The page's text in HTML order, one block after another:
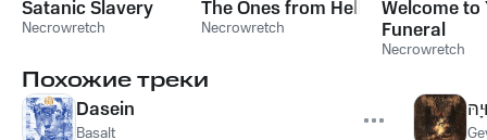
Satanic Slavery
Necrowretch
The Ones from Hell
Necrowretch
Welcome to
Funeral
Necrowretch
Похожие треки
Dasein
Basalt